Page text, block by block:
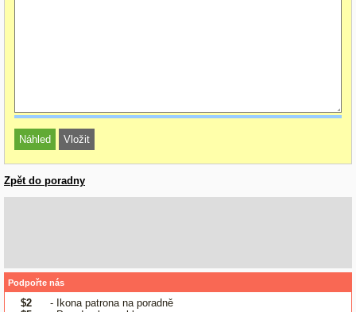
Zpět do poradny
Podpořte nás
$2
- Ikona patrona na poradně